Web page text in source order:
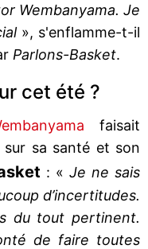
Wembanyama. Je
», s'enflamme-t-il
Parlons-Basket.
cet été ?
faisait
sa santé et son
: « Je ne sais
d’incertitudes.
du tout pertinent.
de faire toutes